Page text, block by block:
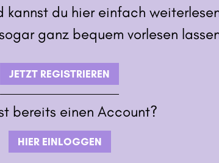
kannst du hier einfach
ganz bequem vorlesen
JETZT REGISTRIEREN
bereits einen Account?
HIER EINLOGGEN